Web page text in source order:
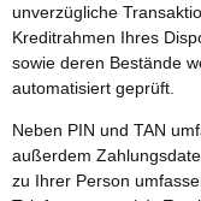
unverzügliche
Kreditrahmen Ihres
sowie deren Bestände
automatisiert geprüft.
Neben PIN und TAN
außerdem
zu Ihrer Person